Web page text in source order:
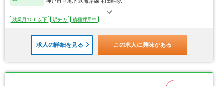
残業月10ｈ以下 駅チカ 積極採用中
求人の詳細を見る この求人に興味がある